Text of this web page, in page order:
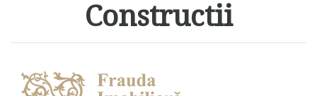
Constructii